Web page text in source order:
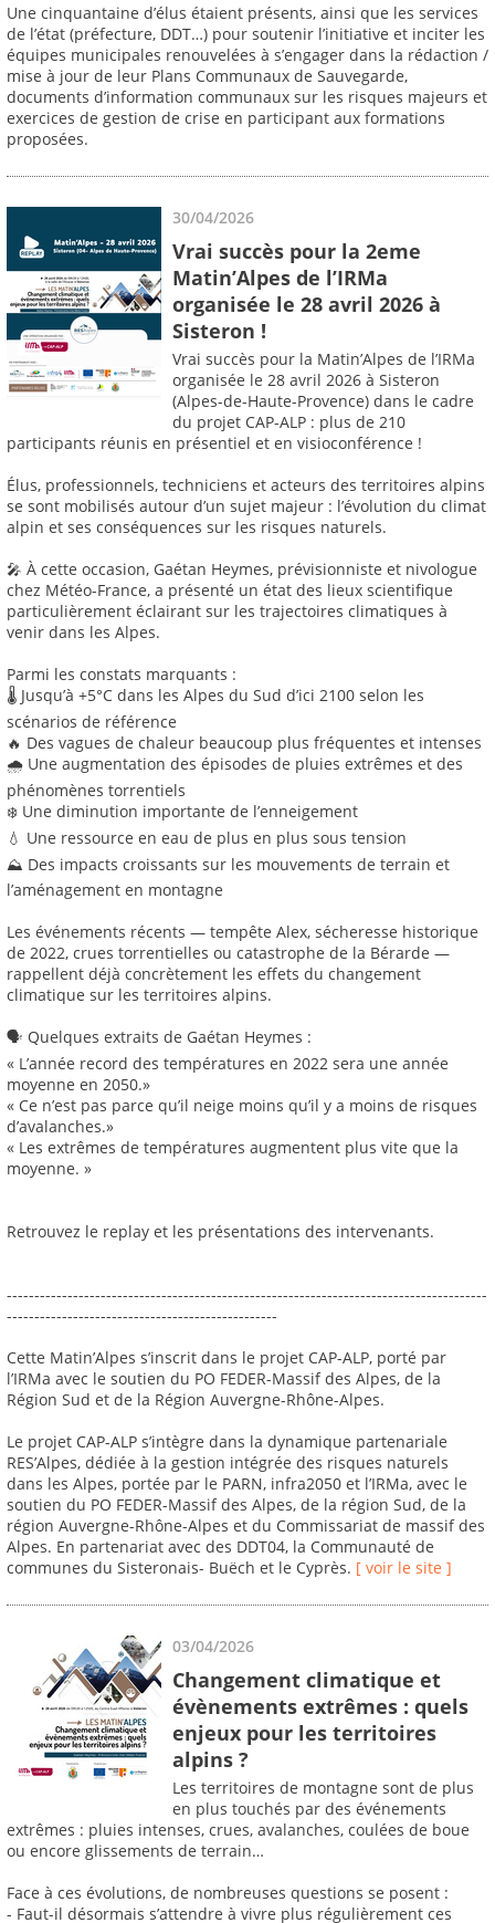
Une cinquantaine d’élus étaient présents, ainsi que les services
de l’état (préfecture, DDT…) pour soutenir l’initiative et inciter les
équipes municipales renouvelées à s’engager dans la rédaction /
mise à jour de leur Plans Communaux de Sauvegarde,
documents d’information communaux sur les risques majeurs et
exercices de gestion de crise en participant aux formations
proposées.
30/04/2026
Vrai succès pour la 2eme
Matin’Alpes de l’IRMa
organisée le 28 avril 2026 à
Sisteron !
Vrai succès pour la Matin’Alpes de l’IRMa
organisée le 28 avril 2026 à Sisteron
(Alpes-de-Haute-Provence) dans le cadre
du projet CAP-ALP : plus de 210
participants réunis en présentiel et en visioconférence !
Élus, professionnels, techniciens et acteurs des territoires alpins
se sont mobilisés autour d’un sujet majeur : l’évolution du climat
alpin et ses conséquences sur les risques naturels.
🎤 À cette occasion, Gaétan Heymes, prévisionniste et nivologue
chez Météo-France, a présenté un état des lieux scientifique
particulièrement éclairant sur les trajectoires climatiques à
venir dans les Alpes.
Parmi les constats marquants :
🌡️ Jusqu’à +5°C dans les Alpes du Sud d’ici 2100 selon les
scénarios de référence
🔥 Des vagues de chaleur beaucoup plus fréquentes et intenses
🌧️ Une augmentation des épisodes de pluies extrêmes et des
phénomènes torrentiels
❄️ Une diminution importante de l’enneigement
💧 Une ressource en eau de plus en plus sous tension
⛰️ Des impacts croissants sur les mouvements de terrain et
l’aménagement en montagne
Les événements récents — tempête Alex, sécheresse historique
de 2022, crues torrentielles ou catastrophe de la Bérarde —
rappellent déjà concrètement les effets du changement
climatique sur les territoires alpins.
🗣️ Quelques extraits de Gaétan Heymes :
« L’année record des températures en 2022 sera une année
moyenne en 2050.»
« Ce n’est pas parce qu’il neige moins qu’il y a moins de risques
d’avalanches.»
« Les extrêmes de températures augmentent plus vite que la
moyenne. »
Retrouvez le replay et les présentations des intervenants.
---------------------------------------------------------------------------------------
-------------------------------------------------
Cette Matin’Alpes s’inscrit dans le projet CAP-ALP, porté par
l’IRMa avec le soutien du PO FEDER-Massif des Alpes, de la
Région Sud et de la Région Auvergne-Rhône-Alpes.
Le projet CAP-ALP s’intègre dans la dynamique partenariale
RES’Alpes, dédiée à la gestion intégrée des risques naturels
dans les Alpes, portée par le PARN, infra2050 et l’IRMa, avec le
soutien du PO FEDER-Massif des Alpes, de la région Sud, de la
région Auvergne-Rhône-Alpes et du Commissariat de massif des
Alpes. En partenariat avec des DDT04, la Communauté de
communes du Sisteronais- Buëch et le Cyprès. [ voir le site ]
03/04/2026
Changement climatique et
évènements extrêmes : quels
enjeux pour les territoires
alpins ?
Les territoires de montagne sont de plus
en plus touchés par des événements
extrêmes : pluies intenses, crues, avalanches, coulées de boue
ou encore glissements de terrain…
Face à ces évolutions, de nombreuses questions se posent :
- Faut-il désormais s’attendre à vivre plus régulièrement ces